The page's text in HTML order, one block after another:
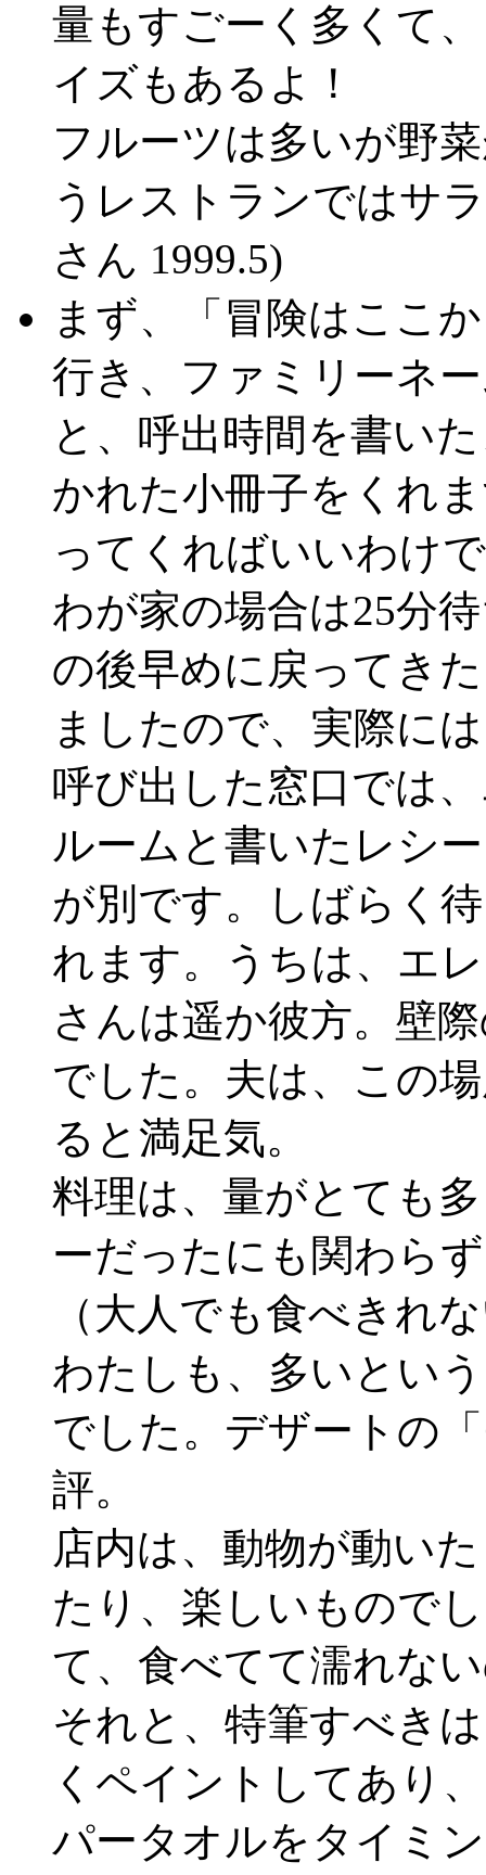
量もすごーく多くて
イズもあるよ！
フルーツは多いが野
うレストランではサ
さん 1999.5)
まず、「冒険はここ
行き、ファミリーネ
と、呼出時間を書い
かれた小冊子をくれ
ってくればいいわけ
わが家の場合は25分
の後早めに戻ってき
ましたので、実際に
呼び出した窓口では
ルームと書いたレシ
が別です。しばらく
れます。うちは、エ
さんは遥か彼方。壁
でした。夫は、この
ると満足気。
料理は、量がとても
ーだったにも関わら
（大人でも食べきれ
わたしも、多いとい
でした。デザートの
評。
店内は、動物が動い
たり、楽しいもので
て、食べてて濡れな
それと、特筆すべき
くペイントしてあり
パータオルをタイミ